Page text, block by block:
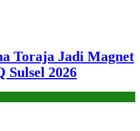
Toraja Jadi Magnet
Sulsel 2026